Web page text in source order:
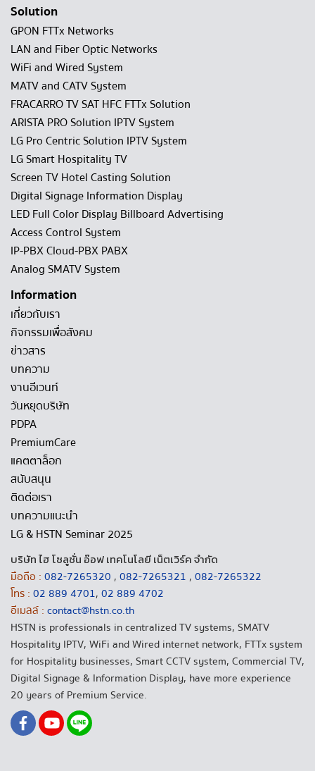
Solution
GPON FTTx Networks
LAN and Fiber Optic Networks
WiFi and Wired System
MATV and CATV System
FRACARRO TV SAT HFC FTTx Solution
ARISTA PRO Solution IPTV System
LG Pro Centric Solution IPTV System
LG Smart Hospitality TV
Screen TV Hotel Casting Solution
Digital Signage Information Display
LED Full Color Display Billboard Advertising
Access Control System
IP-PBX Cloud-PBX PABX
Analog SMATV System
Information
เกี่ยวกับเรา
กิจกรรมเพื่อสังคม
ข่าวสาร
บทความ
งานอีเวนท์
วันหยุดบริษัท
PDPA
PremiumCare
แคตตาล็อก
สนับสนุน
ติดต่อเรา
บทความแนะนำ
LG & HSTN Seminar 2025
บริษัท ไฮ โซลูชั่น อ๊อฟ เทคโนโลยี เน็ตเวิร์ค จำกัด
มือถือ : 082-7265320 , 082-7265321 , 082-7265322
โทร : 02 889 4701, 02 889 4702
อีเมลล์ : contact@hstn.co.th
HSTN is professionals in centralized TV systems, SMATV
Hospitality IPTV, WiFi and Wired internet network, FTTx system
for Hospitality businesses, Smart CCTV system, Commercial TV,
Digital Signage & Information Display, have more experience
20 years of Premium Service.